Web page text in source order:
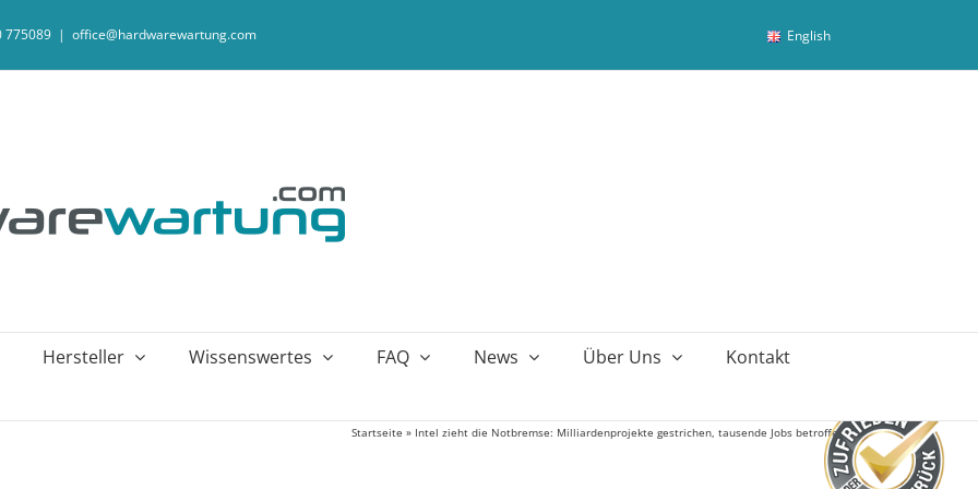
775089 | office@hardwarewartung.com English
Hersteller Wissenswertes FAQ News Über Uns Kontakt
Startseite » Intel zieht die Notbremse: Milliardenprojekte gestrichen, tausende Jobs betroffen